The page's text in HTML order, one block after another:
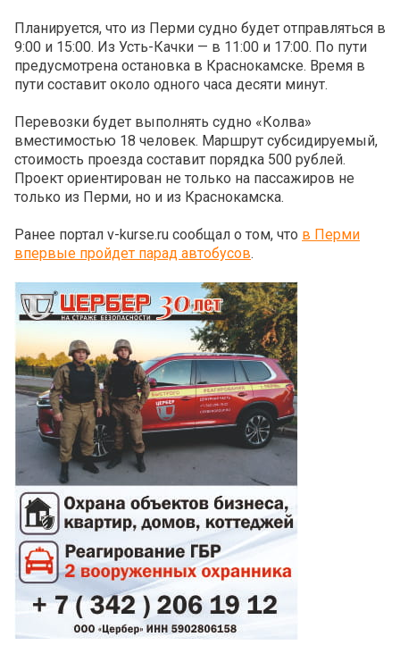
Планируется, что из Перми судно будет отправляться в
9:00 и 15:00. Из Усть-Качки — в 11:00 и 17:00. По пути
предусмотрена остановка в Краснокамске. Время в
пути составит около одного часа десяти минут.
Перевозки будет выполнять судно «Колва»
вместимостью 18 человек. Маршрут субсидируемый,
стоимость проезда составит порядка 500 рублей.
Проект ориентирован не только на пассажиров не
только из Перми, но и из Краснокамска.
Ранее портал v-kurse.ru сообщал о том, что в Перми
впервые пройдет парад автобусов.